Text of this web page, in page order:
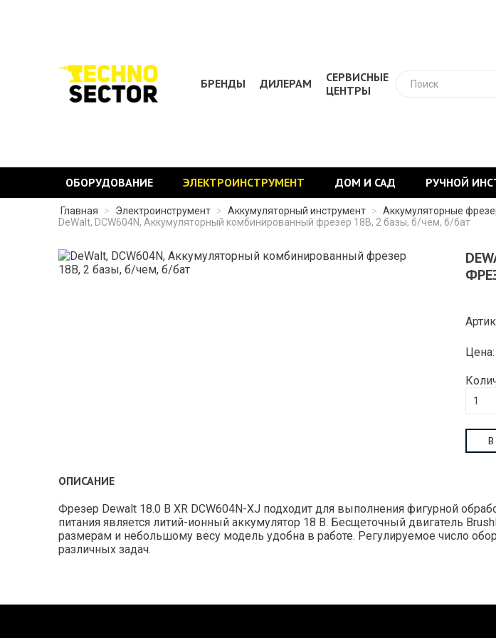
БРЕНДЫ ДИЛЕРАМ
СЕРВИСНЫЕ
ЦЕНТРЫ
ОБОРУДОВАНИЕ ЭЛЕКТРОИНСТРУМЕНТ ДОМ И САД РУЧНОЙ
Главная > Электроинструмент > Аккумуляторный инструмент > Аккумуляторные
DeWalt, DCW604N, Аккумуляторный комбинированный фрезер 18В, 2 базы, б/чем, б/бат
Цена:
ОПИСАНИЕ
Фрезер Dewalt 18.0 В XR DCW604N-XJ подходит для выполнения фигурной
питания является литий-ионный аккумулятор 18 В. Бесщеточный двигатель
размерам и небольшому весу модель удобна в работе. Регулируемое число
различных задач.